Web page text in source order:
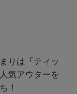
りは「ティッ
気アウターを
！